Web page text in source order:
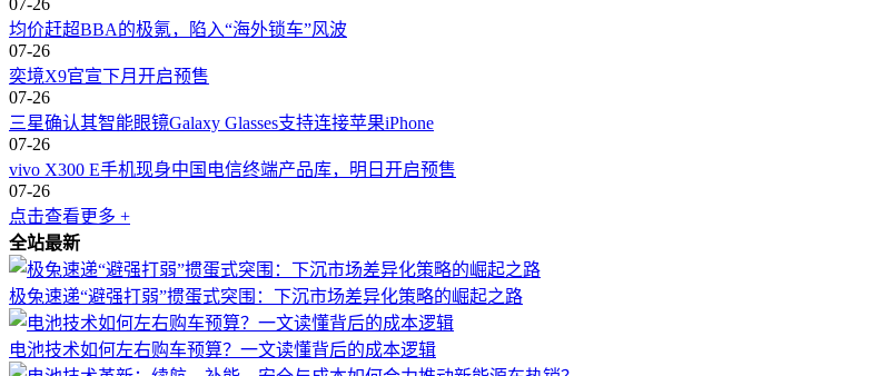
均价赶超BBA的极氪，陷入“海外锁车”风波
07-26
奕境X9官宣下月开启预售
07-26
三星确认其智能眼镜Galaxy Glasses支持连接苹果iPhone
07-26
vivo X300 E手机现身中国电信终端产品库，明日开启预售
07-26
点击查看更多 +
全站最新
极兔速递“避强打弱”掼蛋式突围：下沉市场差异化策略的崛起之路
电池技术如何左右购车预算？一文读懂背后的成本逻辑